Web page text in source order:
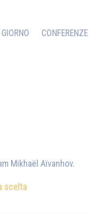
CONFERENZE
Mikhaël Aïvanhov.
scelta